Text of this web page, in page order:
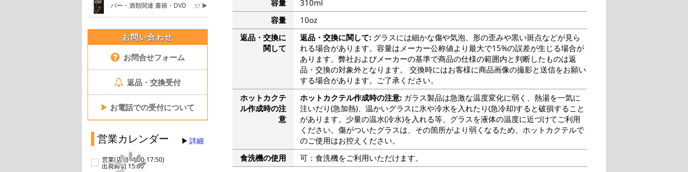
バー・酒類関連 書籍・DVD 37
お問い合わせ
お問合せフォーム
返品・交換受付
▶ お電話での受付について
営業カレンダー 詳細
営業(店舗14:00-17:50)
出荷締切 15:00
容量
310ml
容量
10oz
返品・交換に
関して
返品・交換に関して:グラスには細かな傷や気泡、形の歪みや黒い斑点などが見ら
れる場合があります。容量はメーカー公称値より最大で15%の誤差が生じる場合が
あります。弊社およびメーカーの基準で商品の仕様の範囲内と判断したものは返
品・交換の対象外となります。 交換時にはお客様に商品画像の撮影と送信をお願い
する場合があります。ご了承ください。
ホットカクテ
ル作成時の注
意
ホットカクテル作成時の注意:ガラス製品は急激な温度変化に弱く、熱湯を一気に
注いだり(急加熱)、温かいグラスに氷や冷水を入れたり(急冷却)すると破損すること
があります。少量の温水(冷水)を入れる等、グラスを液体の温度に近づけてご利用
ください。傷がついたグラスは、その箇所がより弱くなるため、ホットカクテルで
のご使用はお控えください。
食洗機の使用
可：食洗機をご利用いただけます。